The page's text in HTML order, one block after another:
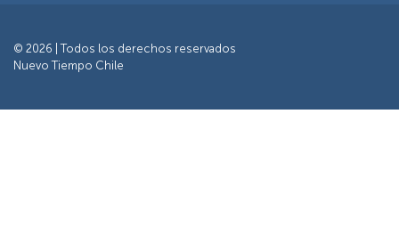
© 2026 | Todos los derechos reservados
Nuevo Tiempo Chile